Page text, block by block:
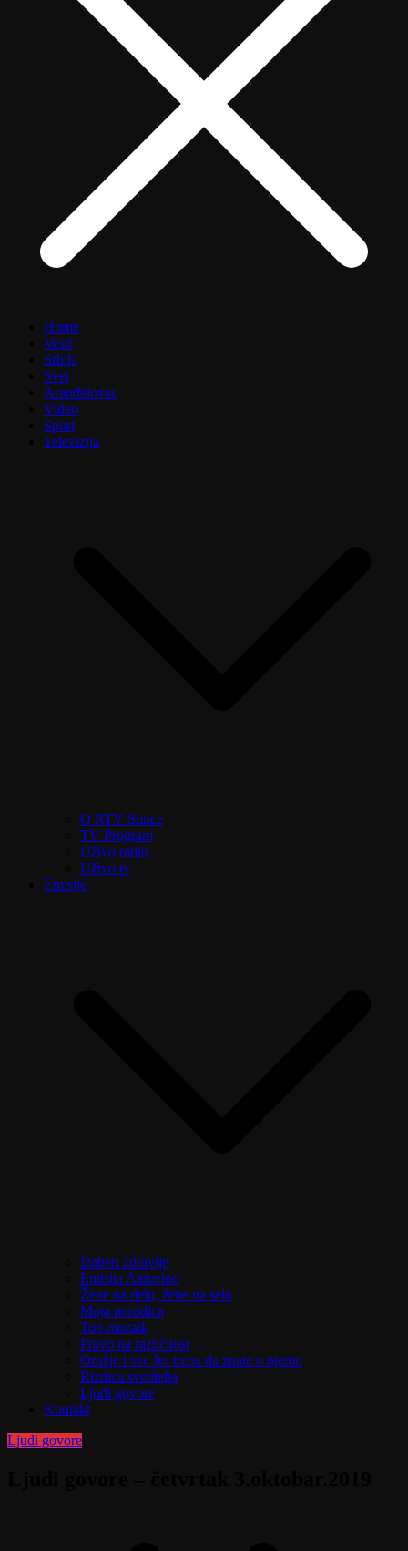
Home
Vesti
Srbija
Svet
Aranđelovac
Video
Sport
Televizija
O RTV Sunce
TV Program
Uživo radio
Uživo tv
Emisije
Izaberi zdravlje
Emisija Aktuelno
Žene na delu, žene na selu
Moja porodica
Top mozaik
Pravo na različitost
Oružje i sve što treba da znate o njemu
Riznica svetitelja
Ljudi govore
Kontakt
Ljudi govore